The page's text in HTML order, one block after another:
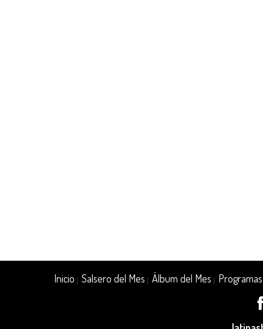
Inicio |Salsero del Mes |Álbum del Mes Programas